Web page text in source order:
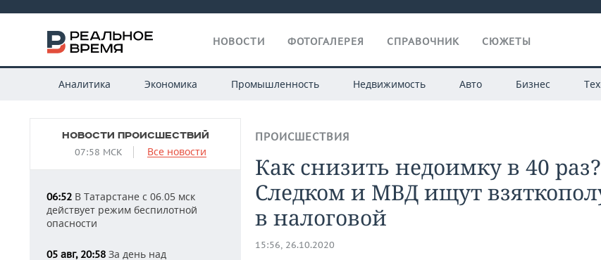
НОВОСТИ ФОТОГАЛЕРЕЯ СПРАВОЧНИК СЮЖЕТЫ
Аналитика Экономика Промышленность Недвижимость Авто Бизнес
НОВОСТИ ПРОИСШЕСТВИЙ
07:58 МСК Все новости
06:52 В Татарстане с 06.05 мск
действует режим беспилотной
опасности
05 авг, 20:58 За день над
ПРОИСШЕСТВИЯ
Как снизить недоимку в 40 раз?
Следком и МВД ищут
в налоговой
15:56, 26.10.2020